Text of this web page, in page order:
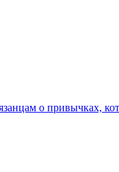
о привычках,